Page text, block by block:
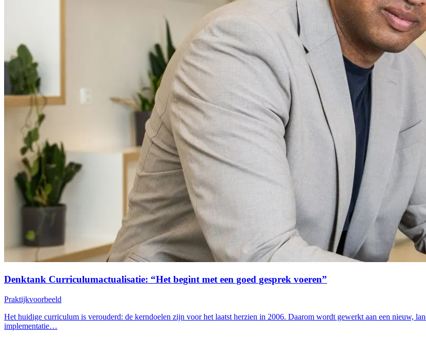
Denktank Curriculumactualisatie: “Het begint met een goed gesprek voeren”
Praktijkvoorbeeld
Het huidige curriculum is verouderd: de kerndoelen zijn voor het laatst herzien in 2006. Daarom wordt gewerkt aan een nieuw,
implementatie…